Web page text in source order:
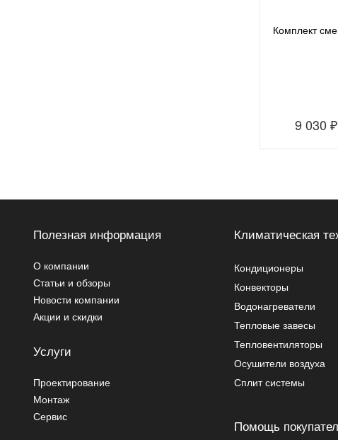
Комплект
9 030 ₽
Полезная информация
О компании
Статьи и обзоры
Новости компании
Акции и скидки
Услуги
Проектирование
Монтаж
Сервис
Климатическая
Кондиционеры
Конвекторы
Водонагреватели
Тепловые завесы
Тепловентиляторы
Осушители воздуха
Сплит системы
Помощь